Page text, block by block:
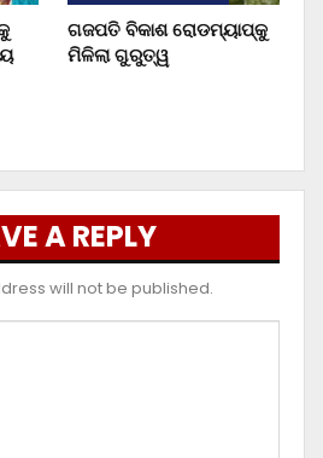
ଗଜପତି ବିକାଶ ରୋଡମ୍ୟାପ୍‌କୁ
ମିଳିଲା ଗୁରୁତ୍ୱ
A REPLY
will not be published.